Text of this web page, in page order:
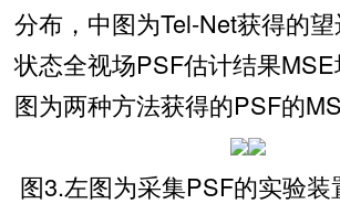
分布，中图为Tel-Net获得的
状态全视场PSF估计结果
图为两种方法获得的PSF的
图3.左图为采集PSF的实验